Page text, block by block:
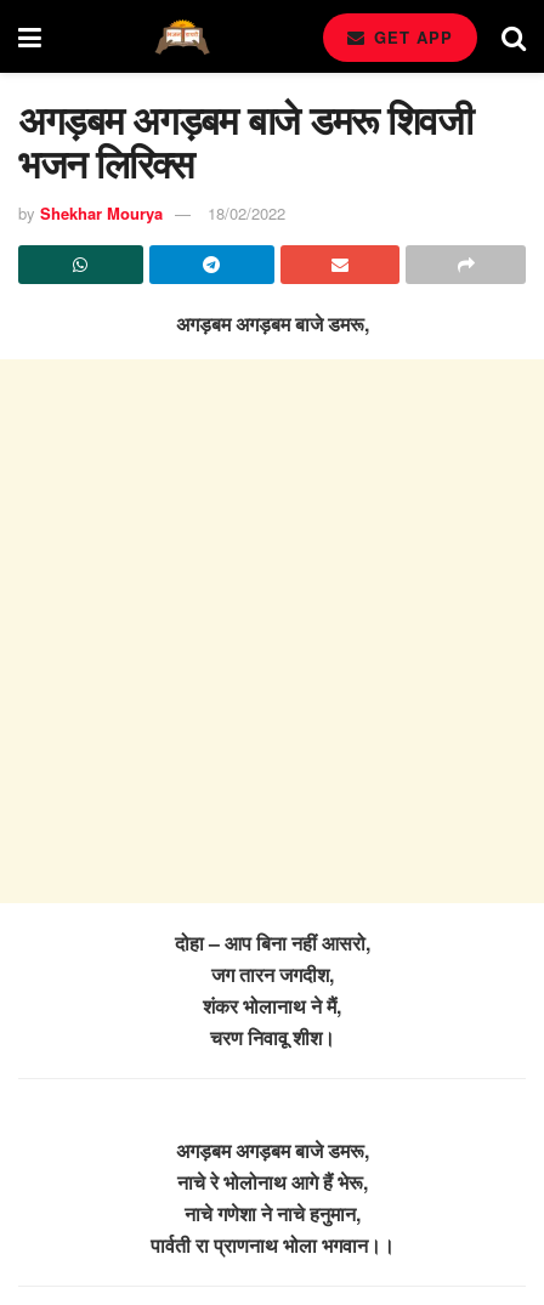
GET APP
अगड़बम अगड़बम बाजे डमरू शिवजी
भजन लिरिक्स
by Shekhar Mourya 18/02/2022
अगड़बम अगड़बम बाजे डमरू,
दोहा – आप बिना नहीं आसरो,
जग तारन जगदीश,
शंकर भोलानाथ ने मैं,
चरण निवावू शीश।
अगड़बम अगड़बम बाजे डमरू,
नाचे रे भोलोनाथ आगे हैं भेरू,
नाचे गणेशा ने नाचे हनुमान,
पार्वती रा प्राणनाथ भोला भगवान।।